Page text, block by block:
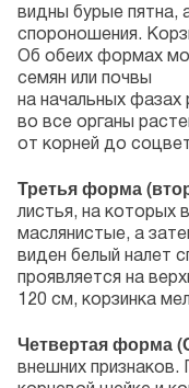
видны бурые пятна,
спороношения.
Об обеих формах
семян или почвы
на начальных фазах
во все органы
от корней до
Третья форма
листья, на которых
маслянистые, а
виден белый налет
проявляется на
120 см, корзинка
Четвертая форма
внешних признаков.